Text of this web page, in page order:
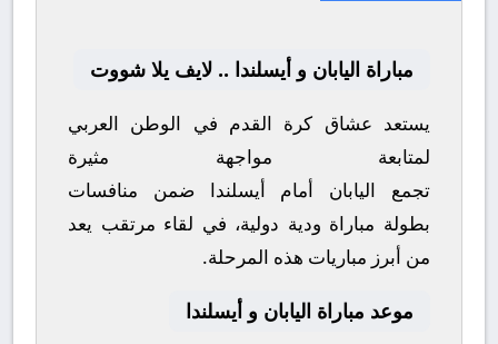
مباراة اليابان و أيسلندا .. لايف يلا شووت
يستعد عشاق كرة القدم في الوطن العربي
لمتابعة مواجهة مثيرة
تجمع اليابان أمام أيسلندا ضمن منافسات
بطولة مباراة ودية دولية، في لقاء مرتقب يعد
من أبرز مباريات هذه المرحلة.
موعد مباراة اليابان و أيسلندا